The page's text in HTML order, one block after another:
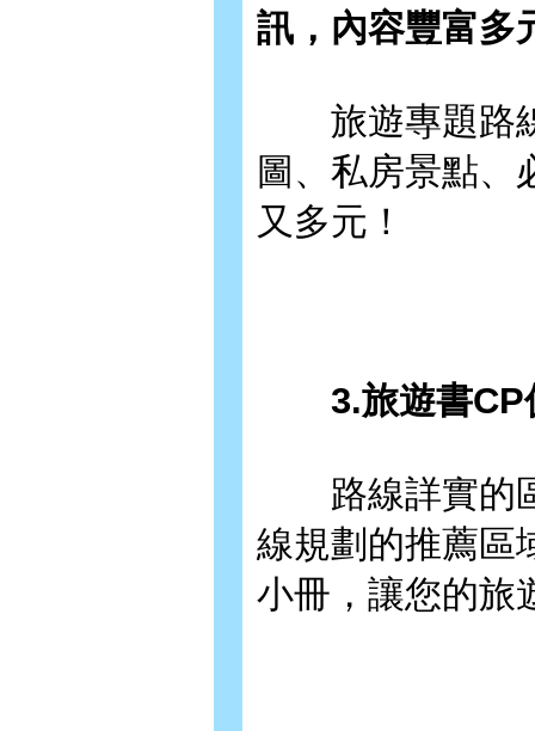
訊，內容豐富多
旅遊專題路線
圖、私房景點
又多元！
3.旅遊書CP
路線詳實的區
線規劃的推薦區
小冊，讓您的旅